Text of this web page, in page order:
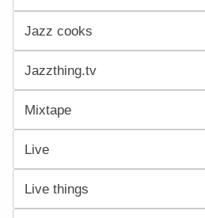
Jazz cooks
Jazzthing.tv
Mixtape
Live
Live things